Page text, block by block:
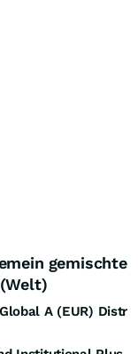
gemischte
A (EUR)